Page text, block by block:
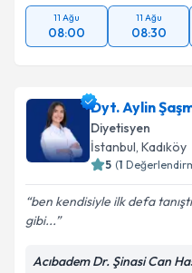
11 Ağu
08:00
11 Ağu
08:30
Dyt. Aylin
Diyetisyen
İstanbul, Kadıköy
5 (1
ben kendisiyle ilk defa
gibi...
Acıbadem Dr. Şinasi Can